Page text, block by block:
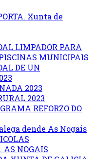
Xunta de
LIMPADOR PARA
MUNICIPAIS
DE UN
2023
2023
REFORZO DO
dende As Nogais
AS NOGAIS